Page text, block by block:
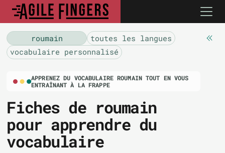
roumain
toutes les langues
vocabulaire personnalisé
APPRENEZ DU VOCABULAIRE ROUMAIN TOUT EN VOUS
ENTRAÎNANT À LA FRAPPE
Fiches de roumain
pour apprendre du
vocabulaire